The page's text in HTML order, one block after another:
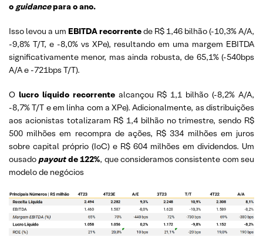
o guidancepara o ano.
Isso levou a um EBITDA recorrentede R$ 1,46 bilhão (-10,3% A/A,
-9,8% T/T, e -8,0% vs XPe), resultando em uma margem EBITDA
significativamente menor, mas ainda robusta, de 65,1% (-540bps
A/A e -721bps T/T).
O lucro líquido recorrentealcançou R$ 1,1 bilhão (-8,2% A/A,
-8,7% T/T e em linha com a XPe). Adicionalmente, as distribuições
aos acionistas totalizaram R$ 1,4 bilhão no trimestre, sendo R$
500 milhões em recompra de ações, R$ 334 milhões em juros
sobre capital próprio (IoC) e R$ 604 milhões em dividendos. Um
ousado payoutde 122%, que consideramos consistente com seu
modelo de negócios